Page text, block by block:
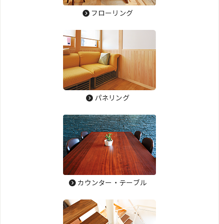
フローリング
パネリング
カウンター・テーブル